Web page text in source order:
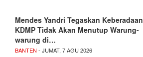
Mendes Yandri Tegaskan Keberadaan
KDMP Tidak Akan Menutup Warung-
warung di…
BANTEN - JUMAT, 7 AGU 2026